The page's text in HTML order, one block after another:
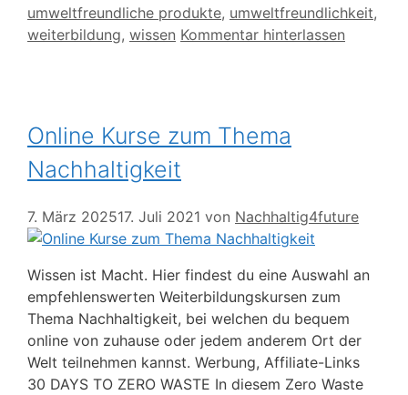
umweltfreundliche produkte, umweltfreundlichkeit,
weiterbildung, wissen Kommentar hinterlassen
Online Kurse zum Thema
Nachhaltigkeit
7. März 202517. Juli 2021 von Nachhaltig4future
Wissen ist Macht. Hier findest du eine Auswahl an
empfehlenswerten Weiterbildungskursen zum
Thema Nachhaltigkeit, bei welchen du bequem
online von zuhause oder jedem anderem Ort der
Welt teilnehmen kannst. Werbung, Affiliate-Links
30 DAYS TO ZERO WASTE In diesem Zero Waste